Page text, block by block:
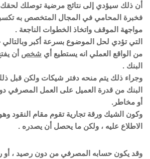
أن ذلك سيؤدي إلى نتائج مرضية توصلك
فخبرة المحامي في المجال المتخصص به
مواجهة الموقف واتخاذ الخطوات الناجعة .
التي تؤدي لحل الموضوع بسرعة أكبر
من الواقع العملي انه يستطيع أي شخص أن
البنك .
وجراء ذلك يتم منحه دفتر شيكات ولكن قبل
البنك من قدرة العميل على العمل المصرفي
أو مخاطر.
وكون الشيك ورقة تجارية تقوم مقام النقود
الاطلاع عليه ، ولكن ما يحصل أن يصدره .
وقد يكون حسابه المصرفي من دون رصيد ، أو